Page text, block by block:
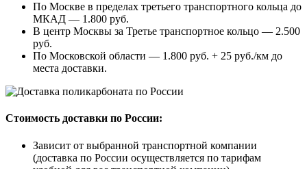
По Москве в пределах третьего транспортного кольца до
МКАД — 1.800 руб.
В центр Москвы за Третье транспортное кольцо — 2.500
руб.
По Московской области — 1.800 руб. + 25 руб./км до
места доставки.
Стоимость доставки по России:
Зависит от выбранной транспортной компании
(доставка по России осуществляется по тарифам